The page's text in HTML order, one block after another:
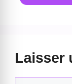
Laisser